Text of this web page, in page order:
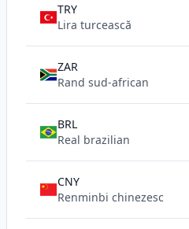
TRY
Lira turcească
ZAR
Rand sud-african
BRL
Real brazilian
CNY
Renminbi chinezesc